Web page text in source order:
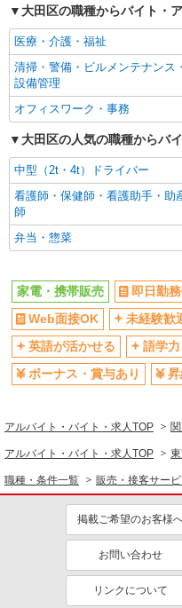
ミドル（40代～）活躍中
語学力を活かせる（英語以外）
昇給あり
週払い
髪型・髪色自由
ピアスOK
車通勤OK
交通費支給
入社祝い金あり
同じ職種から求人を探す
販売
家電・携帯販売
同じ特徴から求人を探す
交通費支給
社員登用あり
大田区の職種からバイト・
医療・介護・福祉
清掃・警備・ビルメンテナンス・
設備管理
オフィスワーク・事務
大田区の人気の職種からバ
中型（2t・4t）ドライバー
看護師・保健師・看護助手・助
師
弁当・惣菜
家電・携帯販売 即日勤
Web面接OK
未経験歓
英語が活かせる
語学力
ボーナス・賞与あり
昇
アルバイト・バイト・求人TOP
アルバイト・バイト・求人TOP
職種・条件一覧 販売・接客サー
掲載ご希望のお客様
お問い合わせ
リンクについて